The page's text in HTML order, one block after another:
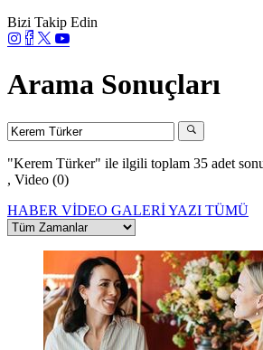
Bizi Takip Edin
Arama Sonuçları
"Kerem Türker" ile ilgili toplam 35 adet
, Video (0)
HABER VİDEO GALERİYAZI TÜMÜ